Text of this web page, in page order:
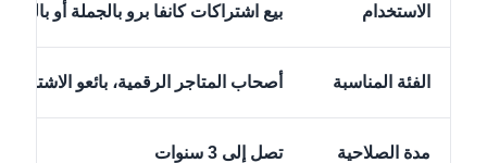
الاستخدام بيع اشتراكات كانفا برو بالجملة أو
الفئة المناسبة أصحاب المتاجر الرقمية، بائعو
مدة الصلاحية تصل إلى 3 سنوات